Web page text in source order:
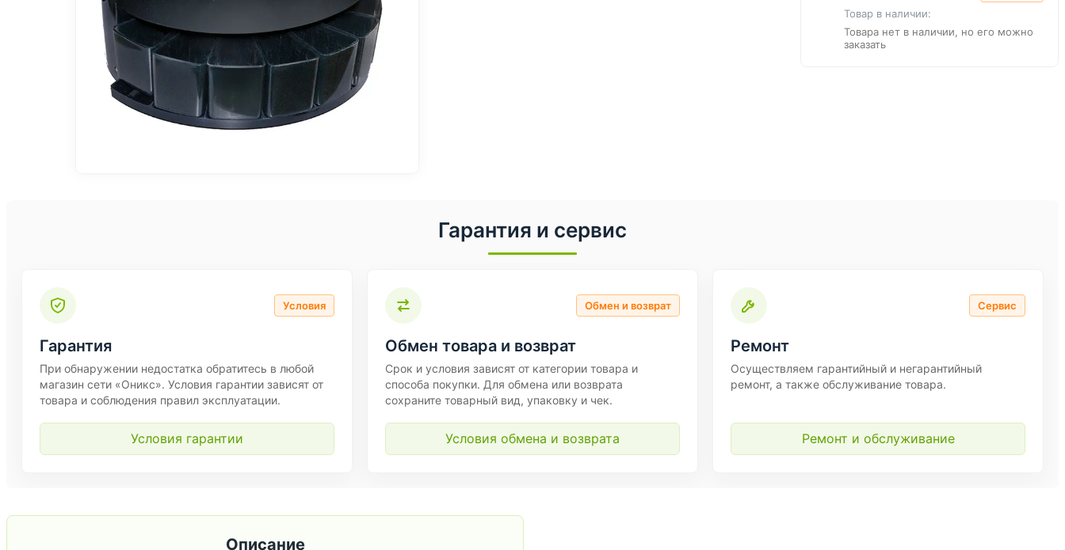
Товар в наличии:
Товара нет в наличии, но его можно
заказать
Гарантия и сервис
Условия
Гарантия
При обнаружении недостатка обратитесь в любой
магазин сети «Оникс». Условия гарантии зависят от
товара и соблюдения правил эксплуатации.
Условия гарантии
Обмен и возврат
Обмен товара и возврат
Срок и условия зависят от категории товара и
способа покупки. Для обмена или возврата
сохраните товарный вид, упаковку и чек.
Условия обмена и возврата
Сервис
Ремонт
Осуществляем гарантийный и негарантийный
ремонт, а также обслуживание товара.
Ремонт и обслуживание
Описание